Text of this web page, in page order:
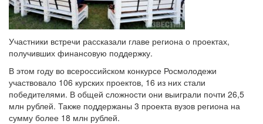
Участники встречи рассказали главе региона о проектах,
получивших финансовую поддержку.
В этом году во всероссийском конкурсе Росмолодежи
участвовало 106 курских проектов, 16 из них стали
победителями. В общей сложности они выиграли почти 26,5
млн рублей. Также поддержаны 3 проекта вузов региона на
сумму более 18 млн рублей.